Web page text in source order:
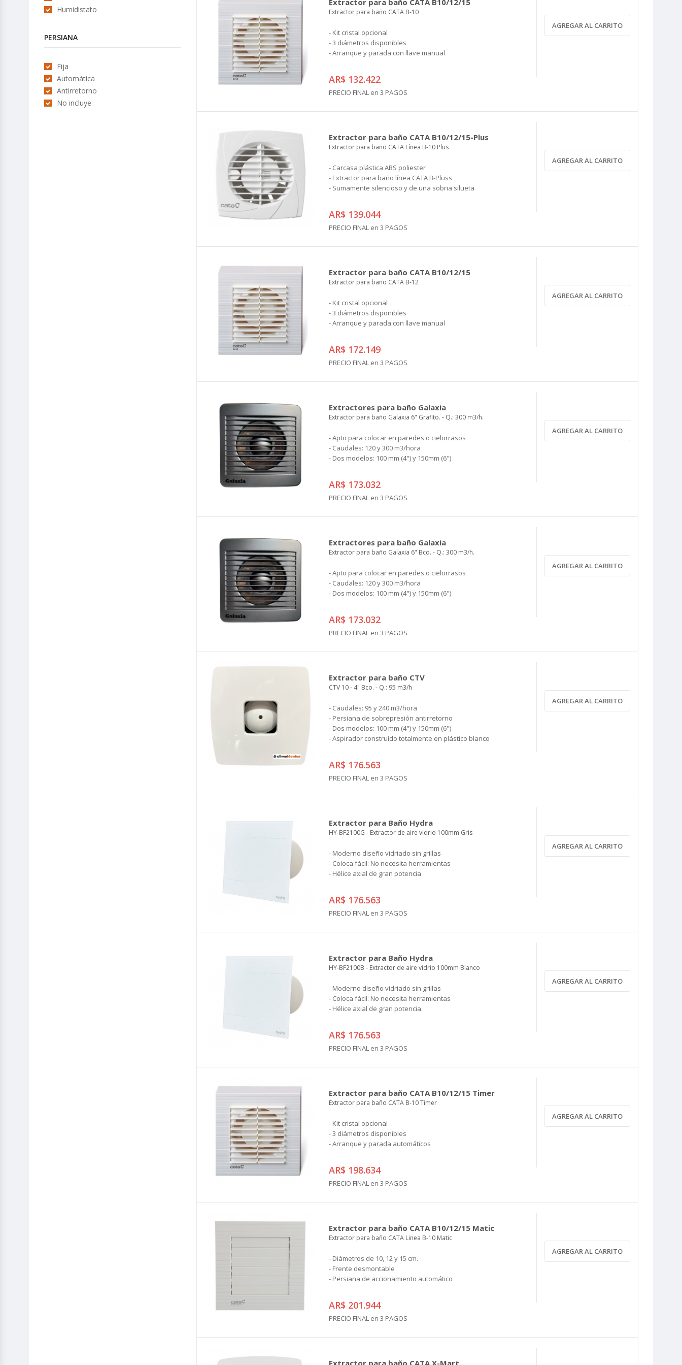
Humidistato
PERSIANA
Fija
Automática
Antirretorno
No incluye
Extractor para baño CATA B10/12/15
Extractor para baño CATA B-10
- Kit cristal opcional
- 3 diámetros disponibles
- Arranque y parada con llave manual
AR$ 132.422
PRECIO FINAL en 3 PAGOS
AGREGAR AL CARRITO
Extractor para baño CATA B10/12/15-Plus
Extractor para baño CATA Línea B-10 Plus
- Carcasa plástica ABS poliester
- Extractor para baño línea CATA B-Pluss
- Sumamente silencioso y de una sobria silueta
AR$ 139.044
PRECIO FINAL en 3 PAGOS
AGREGAR AL CARRITO
Extractor para baño CATA B10/12/15
Extractor para baño CATA B-12
- Kit cristal opcional
- 3 diámetros disponibles
- Arranque y parada con llave manual
AR$ 172.149
PRECIO FINAL en 3 PAGOS
AGREGAR AL CARRITO
Extractores para baño Galaxia
Extractor para baño Galaxia 6" Grafito. - Q.: 300 m3/h.
- Apto para colocar en paredes o cielorrasos
- Caudales: 120 y 300 m3/hora
- Dos modelos: 100 mm (4") y 150mm (6")
AR$ 173.032
PRECIO FINAL en 3 PAGOS
AGREGAR AL CARRITO
Extractores para baño Galaxia
Extractor para baño Galaxia 6" Bco. - Q.: 300 m3/h.
- Apto para colocar en paredes o cielorrasos
- Caudales: 120 y 300 m3/hora
- Dos modelos: 100 mm (4") y 150mm (6")
AR$ 173.032
PRECIO FINAL en 3 PAGOS
AGREGAR AL CARRITO
Extractor para baño CTV
CTV 10 - 4" Bco. - Q.: 95 m3/h
- Caudales: 95 y 240 m3/hora
- Persiana de sobrepresión antirretorno
- Dos modelos: 100 mm (4") y 150mm (6")
- Aspirador construído totalmente en plástico blanco
AR$ 176.563
PRECIO FINAL en 3 PAGOS
AGREGAR AL CARRITO
Extractor para Baño Hydra
HY-BF2100G - Extractor de aire vidrio 100mm Gris
- Moderno diseño vidriado sin grillas
- Coloca fácil: No necesita herramientas
- Hélice axial de gran potencia
AR$ 176.563
PRECIO FINAL en 3 PAGOS
AGREGAR AL CARRITO
Extractor para Baño Hydra
HY-BF2100B - Extractor de aire vidrio 100mm Blanco
- Moderno diseño vidriado sin grillas
- Coloca fácil: No necesita herramientas
- Hélice axial de gran potencia
AR$ 176.563
PRECIO FINAL en 3 PAGOS
AGREGAR AL CARRITO
Extractor para baño CATA B10/12/15 Timer
Extractor para baño CATA B-10 Timer
- Kit cristal opcional
- 3 diámetros disponibles
- Arranque y parada automáticos
AR$ 198.634
PRECIO FINAL en 3 PAGOS
AGREGAR AL CARRITO
Extractor para baño CATA B10/12/15 Matic
Extractor para baño CATA Linea B-10 Matic
- Diámetros de 10, 12 y 15 cm.
- Frente desmontable
- Persiana de accionamiento automático
AR$ 201.944
PRECIO FINAL en 3 PAGOS
AGREGAR AL CARRITO
Extractor para baño CATA X-Mart